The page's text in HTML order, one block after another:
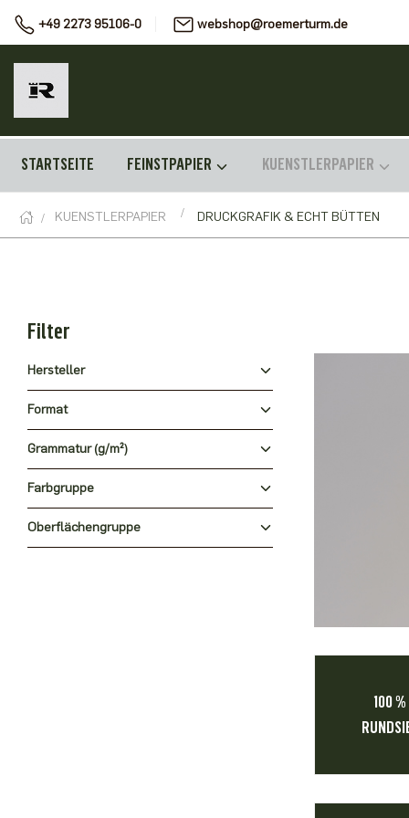
+49 2273 95106-0 webshop@roemerturm.de
STARTSEITE FEINSTPAPIER KUENSTLERPAPIER
KUENSTLERPAPIER DRUCKGRAFIK & ECHT BÜTTEN
Filter
Hersteller
Format
Grammatur (g/m²)
Farbgruppe
Oberflächengruppe
100